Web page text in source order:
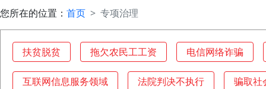
您所在的位置： 首页 专项治理
扶贫脱贫 拖欠农民工工资 电信网络诈骗
互联网信息服务领域 法院判决不执行 骗取社